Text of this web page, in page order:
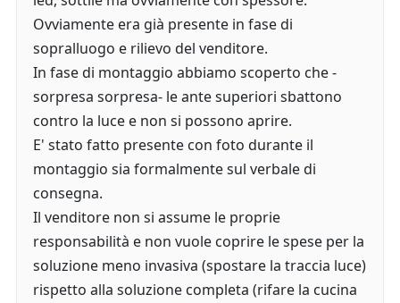
Ovviamente era già presente in fase di
sopralluogo e rilievo del venditore.
In fase di montaggio abbiamo scoperto che -
sorpresa sorpresa- le ante superiori sbattono
contro la luce e non si possono aprire.
E' stato fatto presente con foto durante il
montaggio sia formalmente sul verbale di
consegna.
Il venditore non si assume le proprie
responsabilità e non vuole coprire le spese per la
soluzione meno invasiva (spostare la traccia luce)
rispetto alla soluzione completa (rifare la cucina